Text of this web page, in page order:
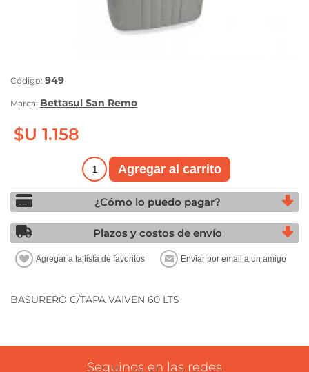
Código: 949
Marca: Bettasul San Remo
$U 1.158
¿Cómo lo puedo pagar?
Plazos y costos de envío
BASURERO C/TAPA VAIVEN 60 LTS
Seguinos en las redes